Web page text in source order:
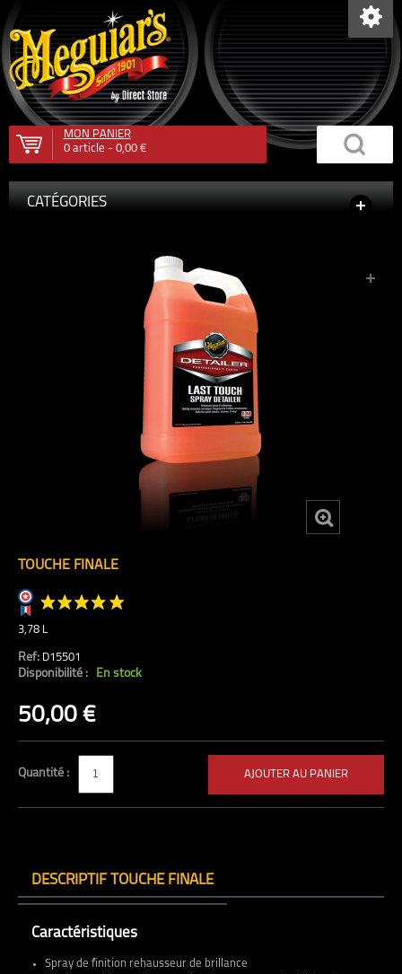
MON PANIER
0article - 0,00 €
CATÉGORIES
TOUCHE FINALE
3,78 L
Ref: D15501
Disponibilité : En stock
50,00 €
Quantité : AJOUTER AU PANIER
DESCRIPTIF TOUCHE FINALE
Caractéristiques
Spray de finition rehausseur de brillance